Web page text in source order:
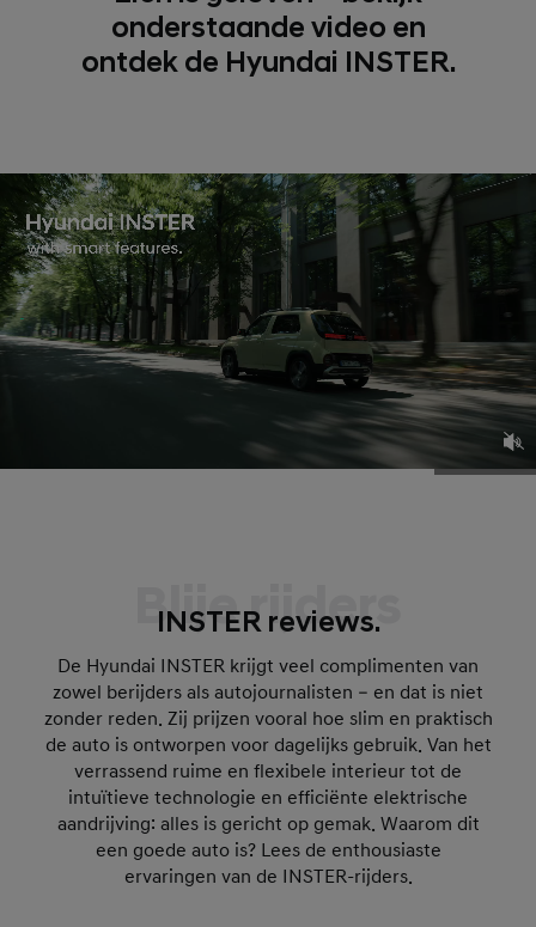
onderstaande video en
ontdek de Hyundai INSTER.
Blije rijders
INSTER reviews.
De Hyundai INSTER krijgt veel complimenten van
zowel berijders als autojournalisten – en dat is niet
zonder reden. Zij prijzen vooral hoe slim en praktisch
de auto is ontworpen voor dagelijks gebruik. Van het
verrassend ruime en flexibele interieur tot de
intuïtieve technologie en efficiënte elektrische
aandrijving: alles is gericht op gemak. Waarom dit
een goede auto is? Lees de enthousiaste
ervaringen van de INSTER-rijders.